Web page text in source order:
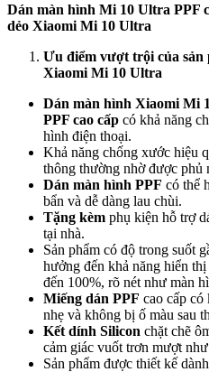
Dán màn hình Mi 10 Ultra PPF
dẻo Xiaomi Mi 10 Ultra
Ưu điểm vượt trội của sản
Xiaomi Mi 10 Ultra
Dán màn hình Xiaomi Mi
PPF cao cấp có khả năng
hình điện thoại.
Khả năng chống xước hiệu
thông thường nhờ được phủ
Dán màn hình PPF có thể
bẩn và dễ dàng lau chùi.
Tặng kèm phụ kiện hỗ trợ
tại nhà.
Sản phẩm có độ trong suốt
hưởng đến khả năng hiển
đến 100%, rõ nét như màn
Miếng dán PPF cao cấp
nhẹ và không bị ố màu sau
Kết dính Silicon chặt chẽ
cảm giác vuốt trơn mượt
Sản phẩm được thiết kế